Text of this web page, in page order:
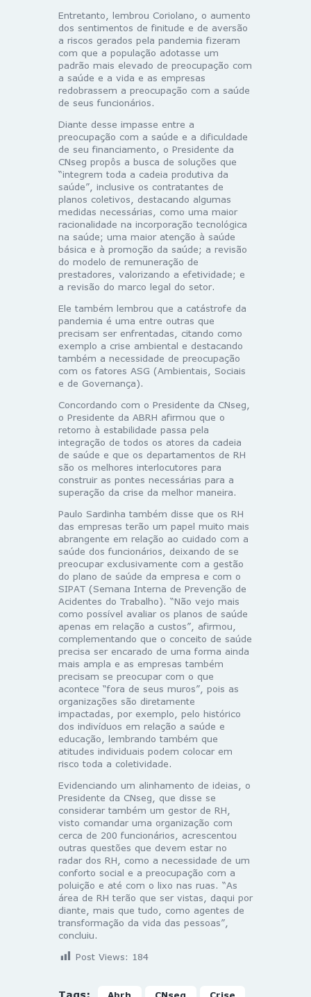
Entretanto, lembrou Coriolano, o aumento
dos sentimentos de finitude e de aversão
a riscos gerados pela pandemia fizeram
com que a população adotasse um
padrão mais elevado de preocupação com
a saúde e a vida e as empresas
redobrassem a preocupação com a saúde
de seus funcionários.
Diante desse impasse entre a
preocupação com a saúde e a dificuldade
de seu financiamento, o Presidente da
CNseg propôs a busca de soluções que
“integrem toda a cadeia produtiva da
saúde”, inclusive os contratantes de
planos coletivos, destacando algumas
medidas necessárias, como uma maior
racionalidade na incorporação tecnológica
na saúde; uma maior atenção à saúde
básica e à promoção da saúde; a revisão
do modelo de remuneração de
prestadores, valorizando a efetividade; e
a revisão do marco legal do setor.
Ele também lembrou que a catástrofe da
pandemia é uma entre outras que
precisam ser enfrentadas, citando como
exemplo a crise ambiental e destacando
também a necessidade de preocupação
com os fatores ASG (Ambientais, Sociais
e de Governança).
Concordando com o Presidente da CNseg,
o Presidente da ABRH afirmou que o
retorno à estabilidade passa pela
integração de todos os atores da cadeia
de saúde e que os departamentos de RH
são os melhores interlocutores para
construir as pontes necessárias para a
superação da crise da melhor maneira.
Paulo Sardinha também disse que os RH
das empresas terão um papel muito mais
abrangente em relação ao cuidado com a
saúde dos funcionários, deixando de se
preocupar exclusivamente com a gestão
do plano de saúde da empresa e com o
SIPAT (Semana Interna de Prevenção de
Acidentes do Trabalho). “Não vejo mais
como possível avaliar os planos de saúde
apenas em relação a custos”, afirmou,
complementando que o conceito de saúde
precisa ser encarado de uma forma ainda
mais ampla e as empresas também
precisam se preocupar com o que
acontece “fora de seus muros”, pois as
organizações são diretamente
impactadas, por exemplo, pelo histórico
dos indivíduos em relação a saúde e
educação, lembrando também que
atitudes individuais podem colocar em
risco toda a coletividade.
Evidenciando um alinhamento de ideias, o
Presidente da CNseg, que disse se
considerar também um gestor de RH,
visto comandar uma organização com
cerca de 200 funcionários, acrescentou
outras questões que devem estar no
radar dos RH, como a necessidade de um
conforto social e a preocupação com a
poluição e até com o lixo nas ruas. “As
área de RH terão que ser vistas, daqui por
diante, mais que tudo, como agentes de
transformação da vida das pessoas”,
concluiu.
Post Views: 184
Tags: